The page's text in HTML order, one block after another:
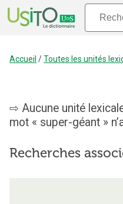
Accueil /Toutes les unités
Aucune unité
mot « super-géant »
Recherches